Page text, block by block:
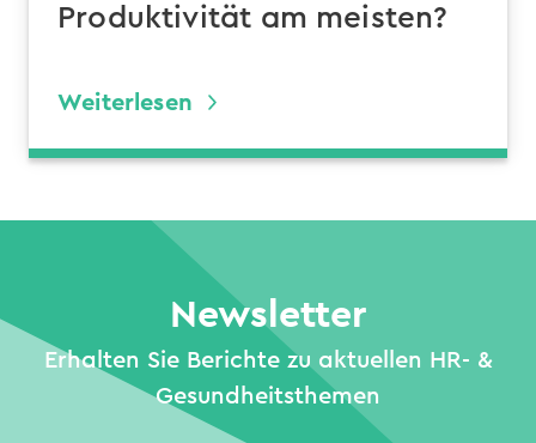
Produktivität am meisten?
Weiterlesen
Newsletter
Erhalten Sie Berichte zu aktuellen HR- &
Gesundheitsthemen